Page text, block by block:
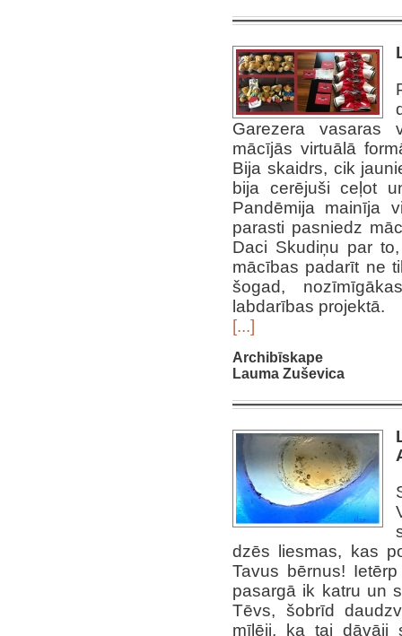
Garezera vasaras
mācījās virtuālā
Bija skaidrs, cik
bija cerējuši ceļot
Pandēmija mainīja
parasti pasniedz
Daci Skudiņu par
mācības padarīt ne
šogad,
labdarības projektā.
[...]
Archibīskape
Lauma Zuševica
dzēs liesmas, kas
Tavus bērnus!
pasargā ik katru un
Tēvs, šobrīd
mīlēji, ka tai dāvāji